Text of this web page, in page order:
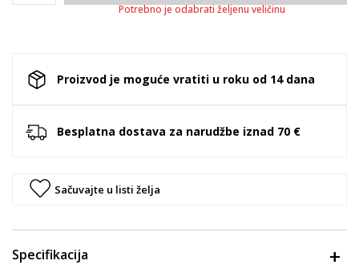
Potrebno je odabrati željenu veličinu
Proizvod je moguće vratiti u roku od 14 dana
Besplatna dostava za narudžbe iznad 70 €
Sačuvajte u listi želja
Specifikacija